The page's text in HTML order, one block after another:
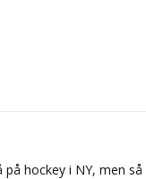
på hockey i NY, men